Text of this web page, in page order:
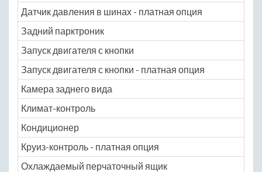
Датчик давления в шинах - платная опция
Задний парктроник
Запуск двигателя с кнопки
Запуск двигателя с кнопки - платная опция
Камера заднего вида
Климат-контроль
Кондиционер
Круиз-контроль - платная опция
Охлаждаемый перчаточный ящик